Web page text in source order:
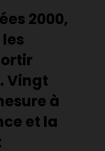
2000,
Vingt
à
et la